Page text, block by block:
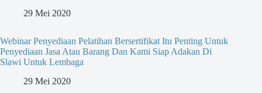
29 Mei 2020
Webinar Penyediaan Pelatihan Bersertifikat Itu Penting Untuk
Penyediaan Jasa Atau Barang Dan Kami Siap Adakan Di
Slawi Untuk Lembaga
29 Mei 2020